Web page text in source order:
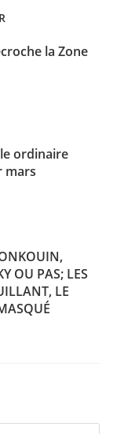
la Zone
ordinaire
mars
OU PAS; LES
LE